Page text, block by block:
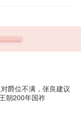
爵位不满，张良建议
朝200年国祚